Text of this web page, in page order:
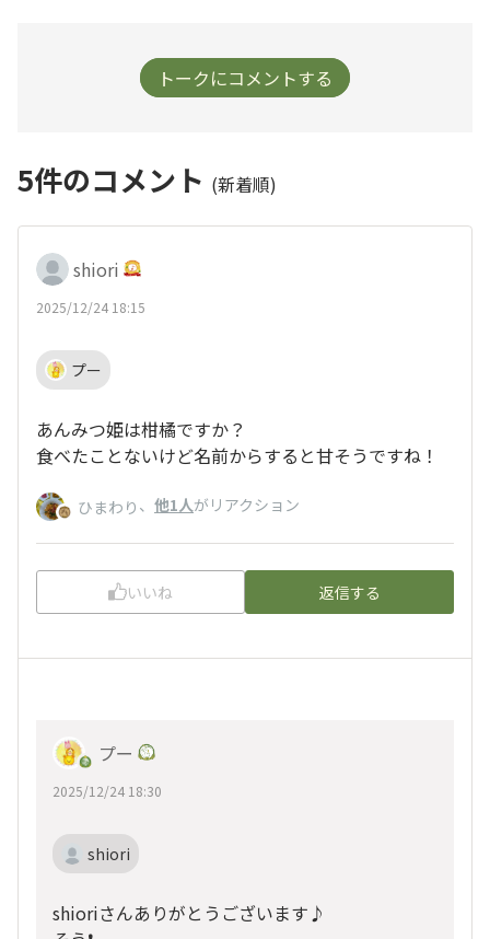
トークにコメントする
5件のコメント (新着順)
shiori
2025/12/24 18:15
プー
あんみつ姫は柑橘ですか？
食べたことないけど名前からすると甘そうですね！
ひまわり 、 他1人がリアクション
いいね 返信する
プー
2025/12/24 18:30
shiori
shioriさんありがとうございます♪